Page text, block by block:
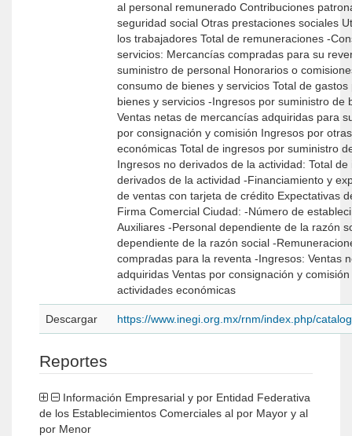
al personal remunerado Contribuciones
seguridad social Otras prestaciones sociales
los trabajadores Total de remuneraciones -Consumo de bienes y
servicios: Mercancías compradas para su reventa Pagos por
suministro de personal Honorarios o
consumo de bienes y servicios Total de
bienes y servicios -Ingresos por suministro de bienes y servicios:
Ventas netas de mercancías adquiridas para
por consignación y comisión Ingresos por
económicas Total de ingresos por suministro
Ingresos no derivados de la actividad: Total de ingresos no
derivados de la actividad -Financiamiento y expectativas: Poncentaje
de ventas con tarjeta de crédito Expectativas de
Firma Comercial Ciudad: -Número de establecimientos: Comerciales
Auxiliares -Personal dependiente de la razón social -Personal no
dependiente de la razón social -Remuneraciones -Mercancías
compradas para la reventa -Ingresos: Ventas netas de mercancías
adquiridas Ventas por consignación y comisión Ventas por otras
actividades económicas
Descargar https://www.inegi.org.mx/rnm/index.php/
Reportes
de los Establecimientos Comerciales al por Mayor y al
por Menor